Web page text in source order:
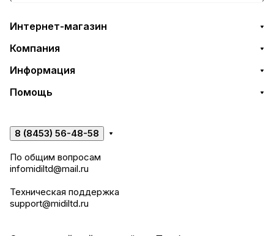
Интернет-магазин
Компания
Информация
Помощь
8 (8453) 56-48-58
По общим вопросам
infomidiltd@mail.ru
Техническая поддержка
support@midiltd.ru